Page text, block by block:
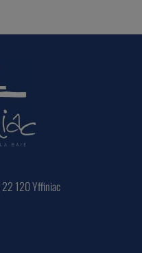
22 120 Yffiniac